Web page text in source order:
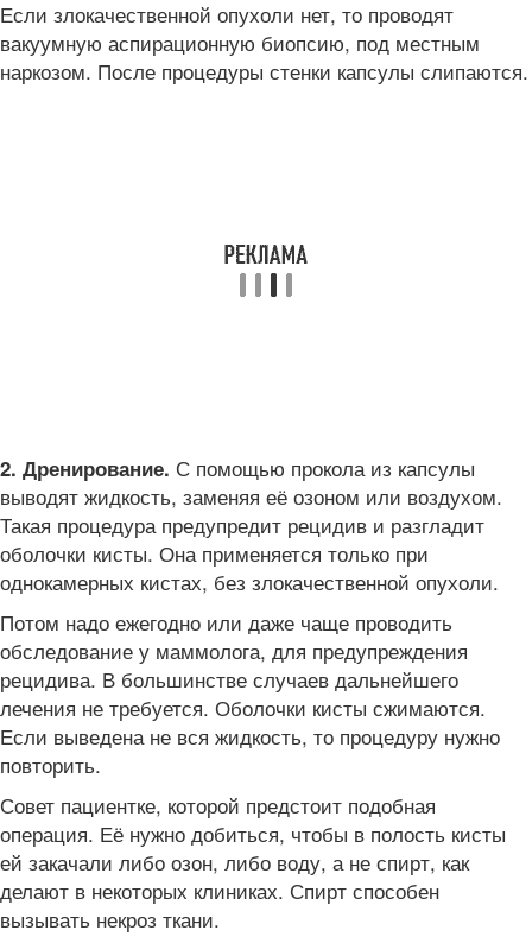
Если злокачественной опухоли нет, то проводят
вакуумную аспирационную биопсию, под местным
наркозом. После процедуры стенки капсулы слипаются.
2. Дренирование. С помощью прокола из капсулы
выводят жидкость, заменяя её озоном или воздухом.
Такая процедура предупредит рецидив и разгладит
оболочки кисты. Она применяется только при
однокамерных кистах, без злокачественной опухоли.
Потом надо ежегодно или даже чаще проводить
обследование у маммолога, для предупреждения
рецидива. В большинстве случаев дальнейшего
лечения не требуется. Оболочки кисты сжимаются.
Если выведена не вся жидкость, то процедуру нужно
повторить.
Совет пациентке, которой предстоит подобная
операция. Её нужно добиться, чтобы в полость кисты
ей закачали либо озон, либо воду, а не спирт, как
делают в некоторых клиниках. Спирт способен
вызывать некроз ткани.